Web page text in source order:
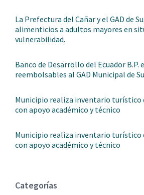
La Prefectura del Cañar y el GAD de
alimenticios a adultos mayores en
vulnerabilidad.
Banco de Desarrollo del Ecuador
reembolsables al GAD Municipal de
Municipio realiza inventario turístico
con apoyo académico y técnico
Municipio realiza inventario turístico
con apoyo académico y técnico
Categorías